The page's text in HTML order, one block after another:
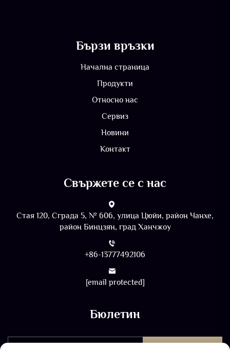
Бързи връзки
Начална страница
Продукти
Относно нас
Сервиз
Новини
Контакт
Свържете се с нас
Стая 120, Сграда 5, № 606, улица Цюйи, район Чанхе,
район Бинцзян, град Ханчжоу
+86-13777492106
[email protected]
Бюлетин